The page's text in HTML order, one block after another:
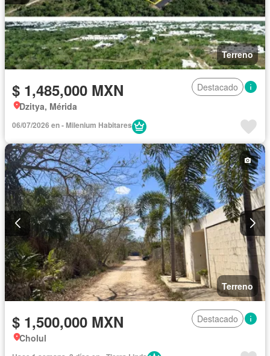
Terreno
$ 1,485,000 MXN
Destacado
Dzitya, Mérida
06/07/2026 en - Milenium Habitares
Terreno
$ 1,500,000 MXN
Destacado
Cholul